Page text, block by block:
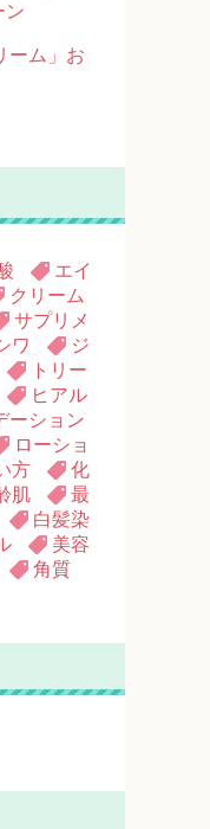
ン
ーム」お
エイ
クリーム
サプリメ
ワ
ジ
トリー
ヒアル
ーション
ローショ
方
化
肌
最
白髪染
美容
角質